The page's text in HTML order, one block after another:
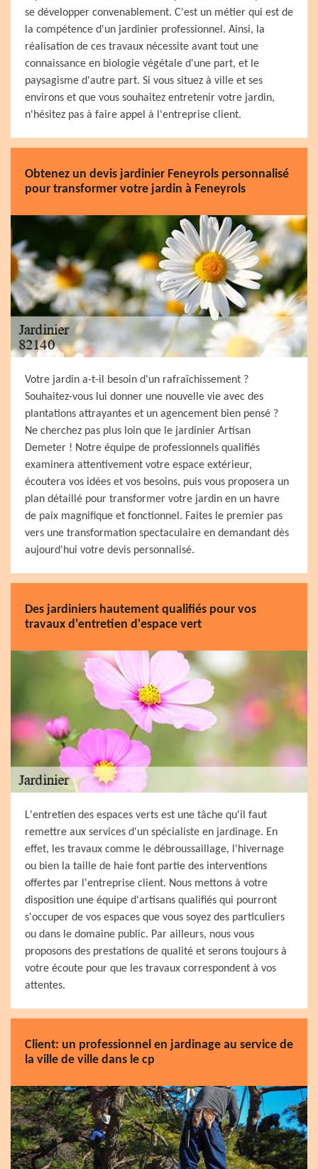
se développer convenablement. C'est un métier qui est de
la compétence d'un jardinier professionnel. Ainsi, la
réalisation de ces travaux nécessite avant tout une
connaissance en biologie végétale d'une part, et le
paysagisme d'autre part. Si vous situez à ville et ses
environs et que vous souhaitez entretenir votre jardin,
n'hésitez pas à faire appel à l'entreprise client.
Obtenez un devis jardinier Feneyrols personnalisé
pour transformer votre jardin à Feneyrols
Votre jardin a-t-il besoin d'un rafraîchissement ?
Souhaitez-vous lui donner une nouvelle vie avec des
plantations attrayantes et un agencement bien pensé ?
Ne cherchez pas plus loin que le jardinier Artisan
Demeter ! Notre équipe de professionnels qualifiés
examinera attentivement votre espace extérieur,
écoutera vos idées et vos besoins, puis vous proposera un
plan détaillé pour transformer votre jardin en un havre
de paix magnifique et fonctionnel. Faites le premier pas
vers une transformation spectaculaire en demandant dès
aujourd'hui votre devis personnalisé.
Des jardiniers hautement qualifiés pour vos
travaux d'entretien d'espace vert
L'entretien des espaces verts est une tâche qu'il faut
remettre aux services d'un spécialiste en jardinage. En
effet, les travaux comme le débroussaillage, l'hivernage
ou bien la taille de haie font partie des interventions
offertes par l'entreprise client. Nous mettons à votre
disposition une équipe d'artisans qualifiés qui pourront
s'occuper de vos espaces que vous soyez des particuliers
ou dans le domaine public. Par ailleurs, nous vous
proposons des prestations de qualité et serons toujours à
votre écoute pour que les travaux correspondent à vos
attentes.
Client: un professionnel en jardinage au service de
la ville de ville dans le cp